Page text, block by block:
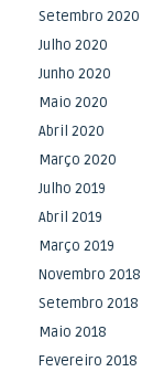
Setembro 2020
Julho 2020
Junho 2020
Maio 2020
Abril 2020
Março 2020
Julho 2019
Abril 2019
Março 2019
Novembro 2018
Setembro 2018
Maio 2018
Fevereiro 2018